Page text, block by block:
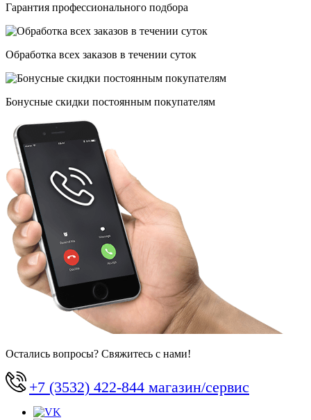
Гарантия профессионального подбора
Обработка всех заказов в течении суток
Бонусные скидки постоянным покупателям
Остались вопросы? Свяжитесь с нами!
+7 (3532) 422-844 магазин/сервис